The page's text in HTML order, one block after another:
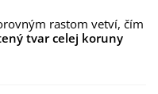
rastom vetví, čím
tvar celej koruny